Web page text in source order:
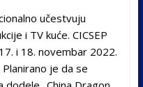
učestvuju
i TV kuće. CICSEP
i 18. novembar 2022.
je da se